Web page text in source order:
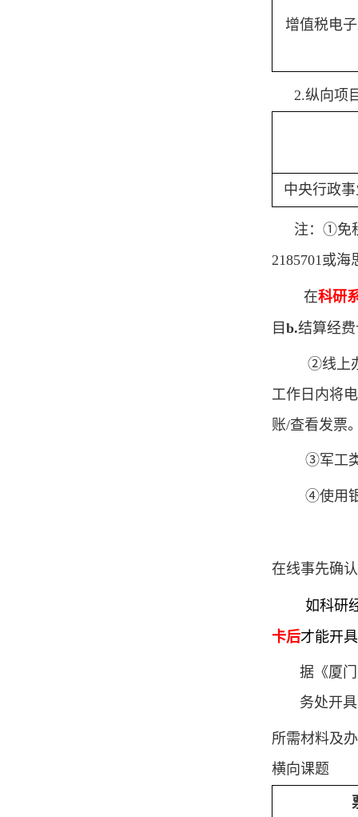
增值税电
2.纵向项
中央行政
注：①免
2185701或海
在科研
目 b.结算经
②线上
工作日内将
账/查看发票
③军工
④使用
在线事先确认
如科研
卡后才能开
据《厦
务处开
所需材料及
横向课题